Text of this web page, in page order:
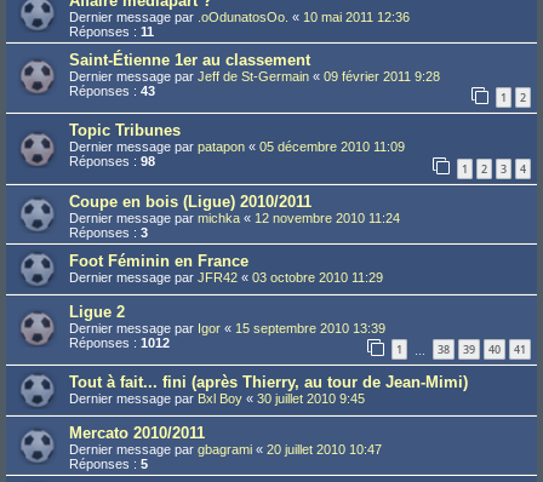
Dernier message par .oOdunatosOo. « 10 mai 2011 12:36
Réponses : 11
Saint-Étienne 1er au classement
Dernier message par Jeff de St-Germain « 09 février 2011 9:28
Réponses : 43 1 2
Topic Tribunes
Dernier message par patapon « 05 décembre 2010 11:09
Réponses : 98 1 2 3 4
Coupe en bois (Ligue) 2010/2011
Dernier message par michka « 12 novembre 2010 11:24
Réponses : 3
Foot Féminin en France
Dernier message par JFR42 « 03 octobre 2010 11:29
Ligue 2
Dernier message par Igor « 15 septembre 2010 13:39
Réponses : 1012 1 38 39 40 41
Tout à fait... fini (après Thierry, au tour de Jean-Mimi)
Dernier message par Bxl Boy « 30 juillet 2010 9:45
Mercato 2010/2011
Dernier message par gbagrami « 20 juillet 2010 10:47
Réponses : 5